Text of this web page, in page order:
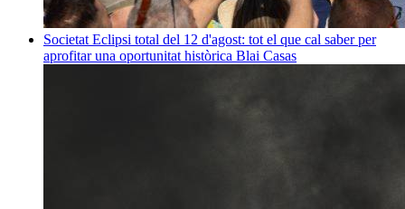
Societat Eclipsi total del 12 d'agost: tot el que cal saber per
aprofitar una oportunitat històrica Blai Casas